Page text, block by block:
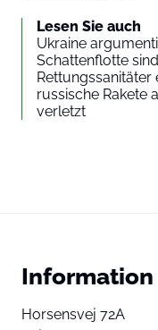
Lesen Sie auch
Ukraine
Schattenflotte
Rettungssanitäter
russische Rakete
verletzt
Information
Horsensvej 72A